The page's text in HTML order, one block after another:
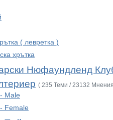
( левретка )
хрътка
Нюфаундленд
( 235 Теми / 23132
Male
Female